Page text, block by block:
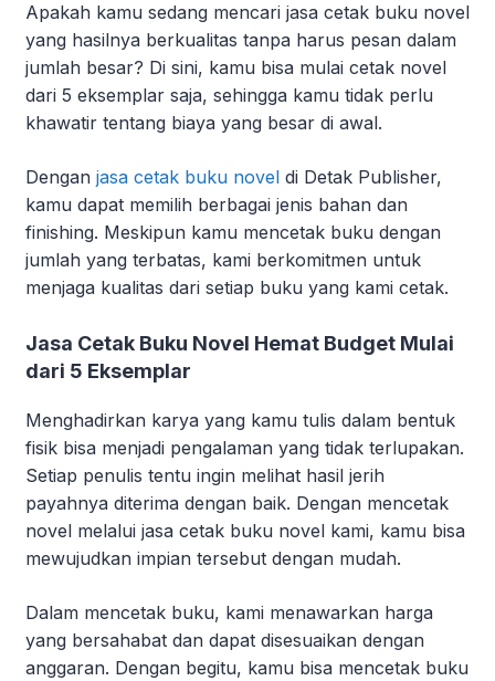
Apakah kamu sedang mencari jasa cetak buku novel
yang hasilnya berkualitas tanpa harus pesan dalam
jumlah besar? Di sini, kamu bisa mulai cetak novel
dari 5 eksemplar saja, sehingga kamu tidak perlu
khawatir tentang biaya yang besar di awal.
Dengan jasa cetak buku novel di Detak Publisher,
kamu dapat memilih berbagai jenis bahan dan
finishing. Meskipun kamu mencetak buku dengan
jumlah yang terbatas, kami berkomitmen untuk
menjaga kualitas dari setiap buku yang kami cetak.
Jasa Cetak Buku Novel Hemat Budget Mulai
dari 5 Eksemplar
Menghadirkan karya yang kamu tulis dalam bentuk
fisik bisa menjadi pengalaman yang tidak terlupakan.
Setiap penulis tentu ingin melihat hasil jerih
payahnya diterima dengan baik. Dengan mencetak
novel melalui jasa cetak buku novel kami, kamu bisa
mewujudkan impian tersebut dengan mudah.
Dalam mencetak buku, kami menawarkan harga
yang bersahabat dan dapat disesuaikan dengan
anggaran. Dengan begitu, kamu bisa mencetak buku